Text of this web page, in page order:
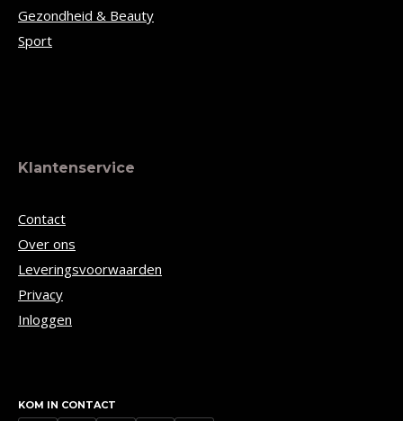
Gezondheid & Beauty
Sport
Klantenservice
Contact
Over ons
Leveringsvoorwaarden
Privacy
Inloggen
KOM IN CONTACT